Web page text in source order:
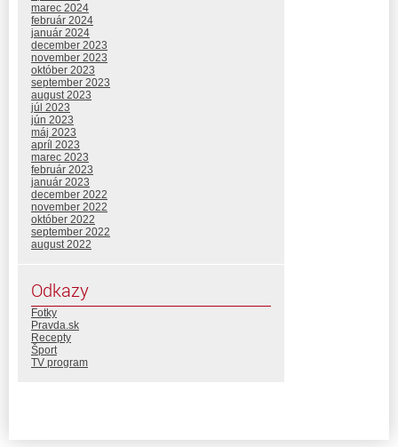
marec 2024
február 2024
január 2024
december 2023
november 2023
október 2023
september 2023
august 2023
júl 2023
jún 2023
máj 2023
apríl 2023
marec 2023
február 2023
január 2023
december 2022
november 2022
október 2022
september 2022
august 2022
Odkazy
Fotky
Pravda.sk
Recepty
Šport
TV program